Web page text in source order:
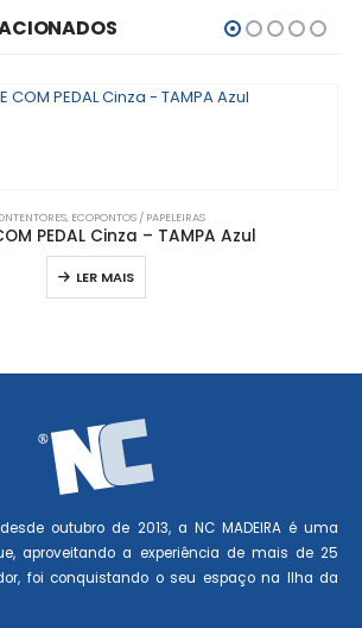
, ECOPONTOS / PAPELEIRAS
PEDAL Cinza – TAMPA Azul
LER MAIS
outubro de 2013, a NC MADEIRA é uma
aproveitando a experiência de mais de 25
foi conquistando o seu espaço na Ilha da